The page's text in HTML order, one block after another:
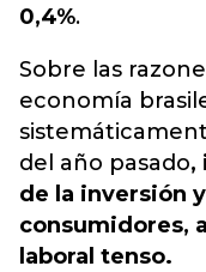
0,4%.
Sobre las
economía
del año pasado,
de la inversión
consumidores,
laboral tenso.